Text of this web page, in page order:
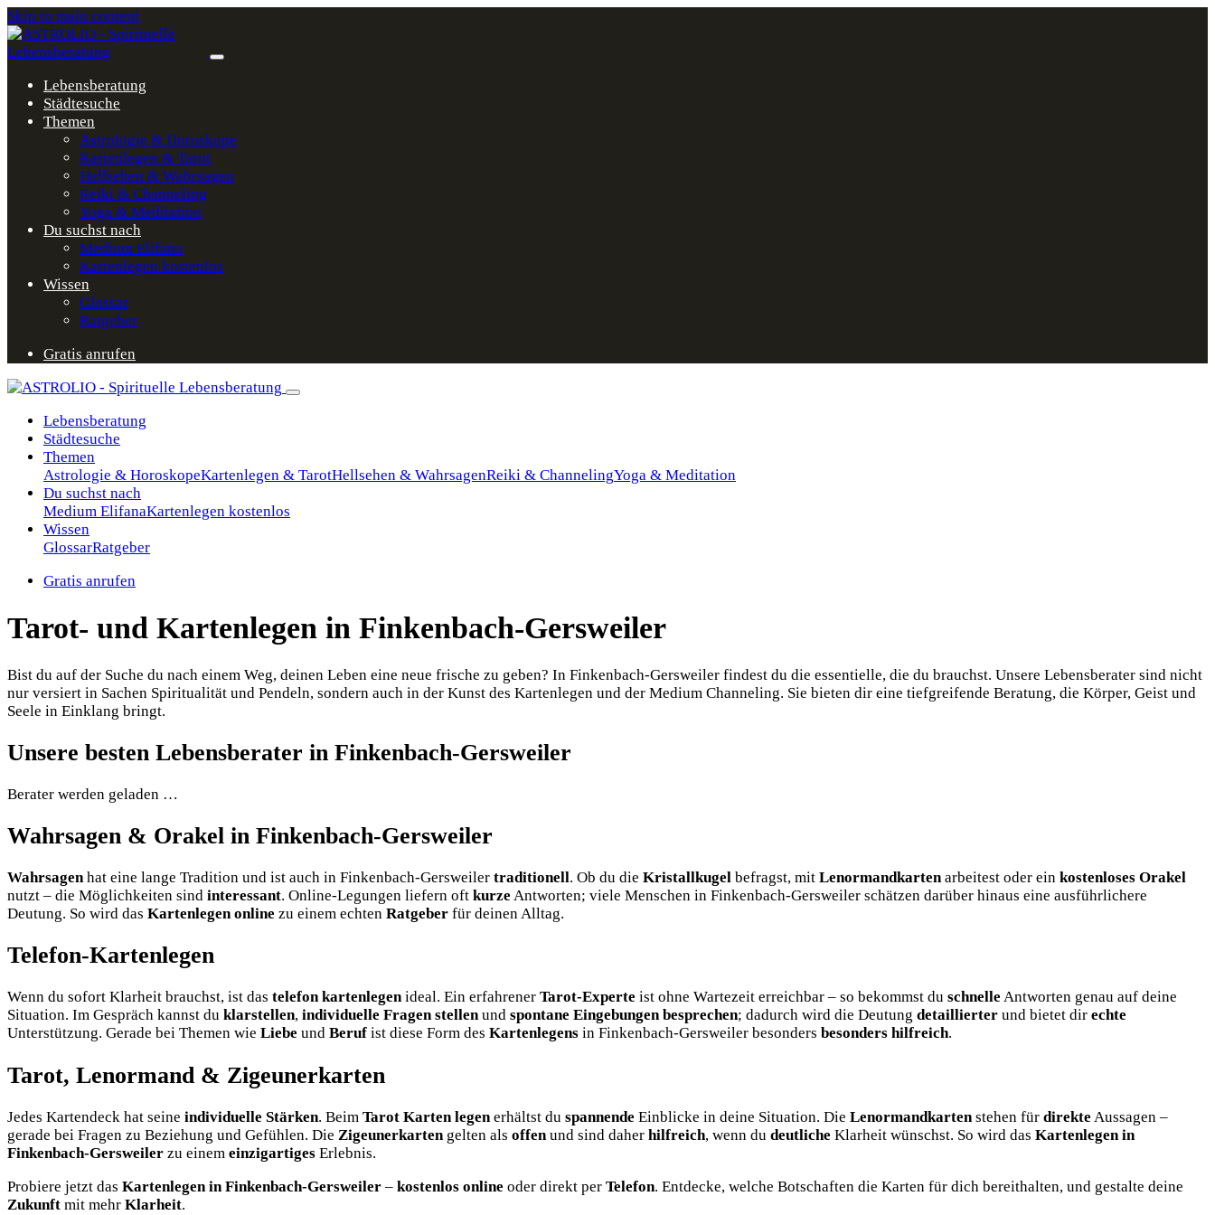
Skip to main content
Lebensberatung
Städtesuche
Themen
Astrologie & Horoskope
Kartenlegen & Tarot
Hellsehen & Wahrsagen
Reiki & Channeling
Yoga & Meditation
Du suchst nach
Medium Elifana
Kartenlegen kostenlos
Wissen
Glossar
Ratgeber
Gratis anrufen
Lebensberatung
Städtesuche
Themen
Astrologie & HoroskopeKartenlegen & TarotHellsehen & WahrsagenReiki & ChannelingYoga & Meditation
Du suchst nach
Medium ElifanaKartenlegen kostenlos
Wissen
GlossarRatgeber
Gratis anrufen
Tarot- und Kartenlegen in Finkenbach-Gersweiler
Bist du auf der Suche du nach einem Weg, deinen Leben eine neue frische zu geben? In Finkenbach-Gersweiler findest du die essentielle, die du brauchst. Unsere Lebensberater sind nicht
nur versiert in Sachen Spiritualität und Pendeln, sondern auch in der Kunst des Kartenlegen und der Medium Channeling. Sie bieten dir eine tiefgreifende Beratung, die Körper, Geist und
Seele in Einklang bringt.
Unsere besten Lebensberater in Finkenbach-Gersweiler
Berater werden geladen …
Wahrsagen & Orakel in Finkenbach-Gersweiler
Wahrsagenhat eine lange Tradition und ist auch in Finkenbach-Gersweiler traditionell. Ob du die Kristallkugel befragst, mit Lenormandkartenarbeitest oder ein kostenloses Orakel
nutzt – die Möglichkeiten sind interessant. Online-Legungen liefern oft kurze Antworten; viele Menschen in Finkenbach-Gersweiler schätzen darüber hinaus eine ausführlichere
Deutung. So wird das Kartenlegen online zu einem echten Ratgeber für deinen Alltag.
Telefon-Kartenlegen
Wenn du sofort Klarheit brauchst, ist das telefon kartenlegenideal. Ein erfahrener Tarot-Experte ist ohne Wartezeit erreichbar – so bekommst du schnelle Antworten genau auf deine
Situation. Im Gespräch kannst du klarstellen, individuelle Fragen stellenund spontane Eingebungen besprechen; dadurch wird die Deutung detaillierter und bietet dir echte
Unterstützung. Gerade bei Themen wie Liebe und Beruf ist diese Form des Kartenlegens in Finkenbach-Gersweiler besonders besonders hilfreich.
Tarot, Lenormand & Zigeunerkarten
Jedes Kartendeck hat seine individuelle Stärken. Beim Tarot Karten legen erhältst du spannende Einblicke in deine Situation. Die Lenormandkarten stehen für direkte Aussagen –
gerade bei Fragen zu Beziehung und Gefühlen. Die Zigeunerkarten gelten als offen und sind daher hilfreich, wenn du deutliche Klarheit wünschst. So wird das Kartenlegen in
Finkenbach-Gersweiler zu einem einzigartiges Erlebnis.
Probiere jetzt das Kartenlegen in Finkenbach-Gersweiler – kostenlos online oder direkt per Telefon. Entdecke, welche Botschaften die Karten für dich bereithalten, und gestalte deine
Zukunft mit mehr Klarheit.